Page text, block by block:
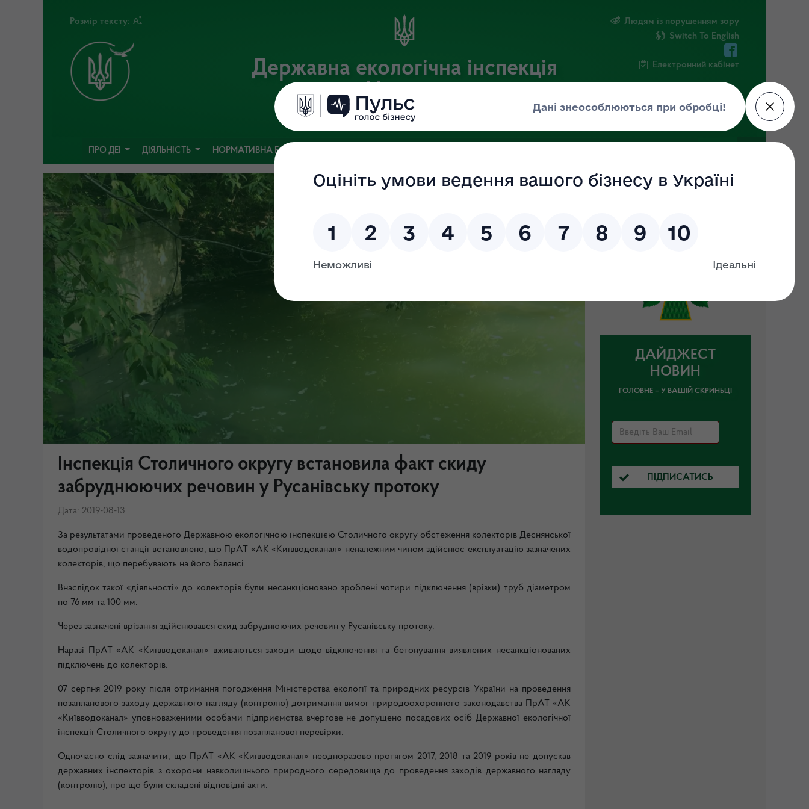
Розмір тексту:
Державна екологічна інспекція
України
Офіційний веб-портал Державної екологічної інспекції України
Людям із порушенням зору
Switch To English
Електронний кабінет
ПРО ДЕІ ДІЯЛЬНІСТЬ НОРМАТИВНА БАЗА
Інспекція Столичного округу встановила факт скиду
забруднюючих речовин у Русанівську протоку
Дата: 2019-08-13
За результатами проведеного Державною екологічною інспекцією Столичного округу обстеження колекторів Деснянської
водопровідної станції встановлено, що ПрАТ «АК «Київводоканал» неналежним чином здійснює експлуатацію зазначених
колекторів, що перебувають на його балансі.
Внаслідок такої «діяльності» до колекторів були несанкціоновано зроблені чотири підключення (врізки) труб діаметром
по 76 мм та 100 мм.
Через зазначені врізання здійснювався скид забруднюючих речовин у Русанівську протоку.
Наразі ПрАТ «АК «Київводоканал» вживаються заходи щодо відключення та бетонування виявлених несанкціонованих
підключень до колекторів.
07 серпня 2019 року після отримання погодження Міністерства екології та природних ресурсів України на проведення
позапланового заходу державного нагляду (контролю) дотримання вимог природоохоронного законодавства ПрАТ «АК
«Київводоканал» уповноваженими особами підприємства вчергове не допущено посадових осіб Державної екологічної
інспекції Столичного округу до проведення позапланової перевірки.
Одночасно слід зазначити, що ПрАТ «АК «Київводоканал» неодноразово протягом 2017, 2018 та 2019 років не допускав
державних інспекторів з охорони навколишнього природного середовища до проведення заходів державного нагляду
(контролю), про що були складені відповідні акти.
ДАЙДЖЕСТ
НОВИН
ГОЛОВНЕ – У ВАШІЙ СКРИНЬЦІ
ПІДПИСАТИСЬ